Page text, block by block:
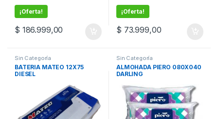
¡Oferta!
$ 186.999,00
¡Oferta!
$ 73.999,00
Sin Categoría
BATERIA MATEO 12X75
DIESEL
Sin Categoría
ALMOHADA PIERO 080X040
DARLING